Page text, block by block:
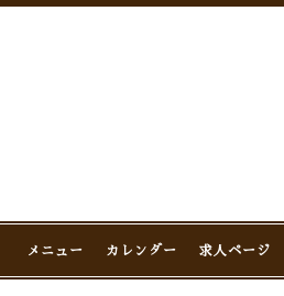
メニュー カレンダー 求人ページ